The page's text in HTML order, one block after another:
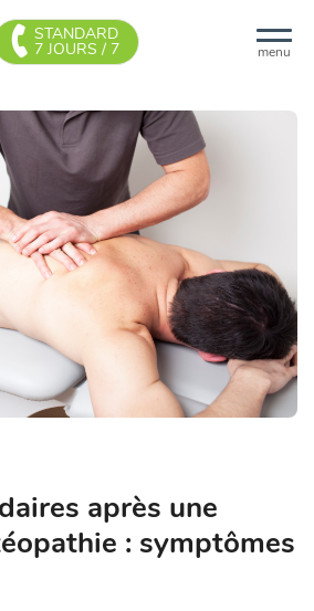
menu
STANDARD
7 JOURS / 7
après une
: symptômes